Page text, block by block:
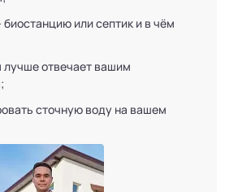
или септик и в чём
лучше отвечает вашим
сточную воду на вашем